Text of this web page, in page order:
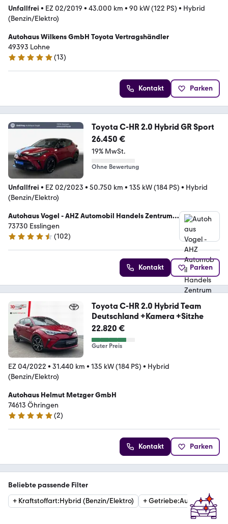
Unfallfrei • EZ 02/2019 • 43.000 km • 90 kW (122 PS) • Hybrid
(Benzin/Elektro)
Autohaus Wilkens GmbH Toyota Vertragshändler
49393 Lohne
5 Sterne
(13)
Kontakt Parken
Toyota C-HR 2.0 Hybrid GR Sport
26.450 €
19% MwSt.
Ohne Bewertung
Unfallfrei • EZ 02/2023 • 50.750 km • 135 kW (184 PS) • Hybrid
(Benzin/Elektro)
Autohaus Vogel - AHZ Automobil Handels Zentrum
GmbH
73730 Esslingen
4.4 Sterne
(102)
Kontakt Parken
Toyota C-HR 2.0 Hybrid Team
Deutschland +Kamera +Sitzhe
22.820 €
Guter Preis
EZ 04/2022 • 31.440 km • 135 kW (184 PS) • Hybrid
(Benzin/Elektro)
Autohaus Helmut Metzger GmbH
74613 Öhringen
5 Sterne
(2)
Kontakt Parken
Beliebte passende Filter
+ Kraftstoffart:Hybrid (Benzin/Elektro) +Getriebe:Automatik